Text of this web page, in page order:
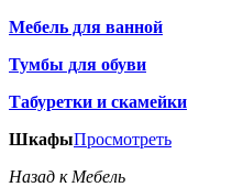
Мебель для ванной
Тумбы для обуви
Табуретки и скамейки
ШкафыПросмотреть
Назад к Мебель